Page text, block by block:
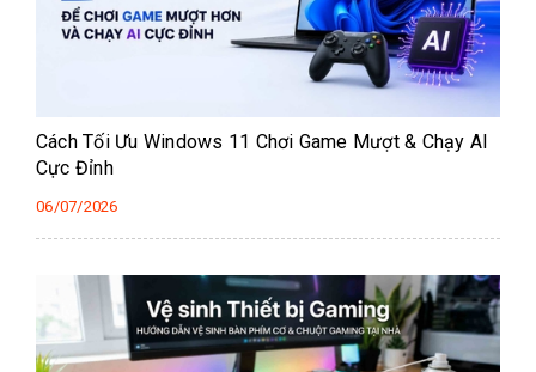
Cách Tối Ưu Windows 11 Chơi Game Mượt & Chạy AI
Cực Đỉnh
06/07/2026